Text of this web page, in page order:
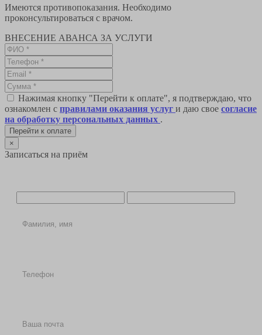
Имеются противопоказания. Необходимо
проконсультироваться с врачом.
ВНЕСЕНИЕ АВАНСА ЗА УСЛУГИ
Нажимая кнопку "Перейти к оплате", я подтверждаю, что
ознакомлен с правилами оказания услуг и даю свое согласие
на обработку персональных данных .
Перейти к оплате
×
Записаться на приём